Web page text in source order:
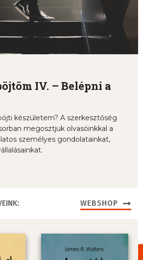
IV. – Belépni a
készületem? A szerkesztőség
megosztjuk olvasóinkkal a
személyes gondolatainkat,
WEBSHOP